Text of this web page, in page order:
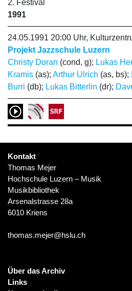
2. Festival
1991
24.05.1991 20:00 Uhr,
Projekt Jazzschule Luzern
Christy Doran (cond, g); Lukas
Kramis (as); Arthur Ulrich (as, bs);
Burri (db); Lukas Bitterlin (dr);
Kontakt
Thomas Mejer
Hochschule Luzern – Musik
Musikbibliothek
Arsenalstrasse 28a
6010 Kriens
thomas.mejer@hslu.ch
Über das Archiv
Links